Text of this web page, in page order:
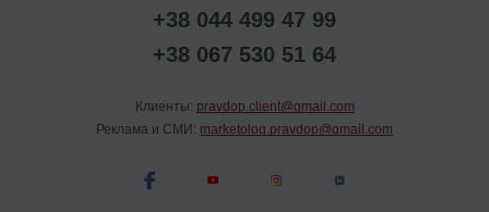
+38 044 499 47 99
+38 067 530 51 64
Клиенты: pravdop.client@gmail.com
Реклама и СМИ: marketolog.pravdop@gmail.com